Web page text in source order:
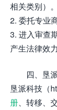
相关类别）。
2. 委托专业
3. 进入审查
产生法律效力
四、垦
垦派科技（
册、转移、